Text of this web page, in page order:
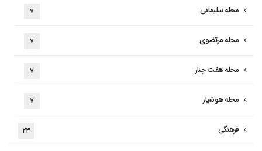
محله سلیمانی ۷
محله مرتضوی ۷
محله هفت چنار ۷
محله هوشیار ۷
فرهنگی ۲۳